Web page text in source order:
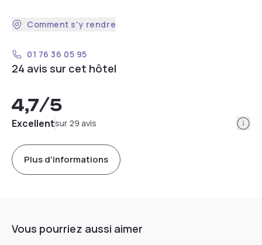
Comment s'y rendre
01 76 36 05 95
24 avis sur cet hôtel
4,7/5
Excellentsur 29 avis
Plus d'informations
Vous pourriez aussi aimer